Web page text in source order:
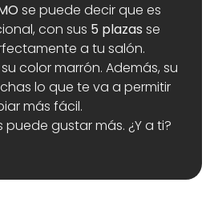
se puede decir que es
con sus 5 plazas se
a tu salón.
color marrón. Además, su
lo que te va a permitir
más fácil.
gustar más. ¿Y a ti?